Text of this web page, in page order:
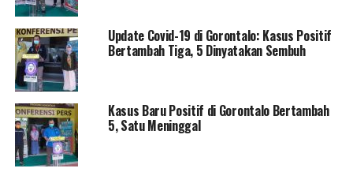
RELATED TOPICS:
KASUS POSITIF
POSITIF GORONTALO MENINGKAT
TERBARU
UP NEXT
Update Covid-19: 12 Warga Gorontalo Positif Corona
DON'T MISS
Dukung Kebijakan Larang Mudik, Ketua DPD Ingatkan
Bansos Agar Terus Turun
Update Covid-19 di Gorontalo: Kasus Positif
Bertambah Tiga, 5 Dinyatakan Sembuh
Kasus Baru Positif di Gorontalo Bertambah
5, Satu Meninggal